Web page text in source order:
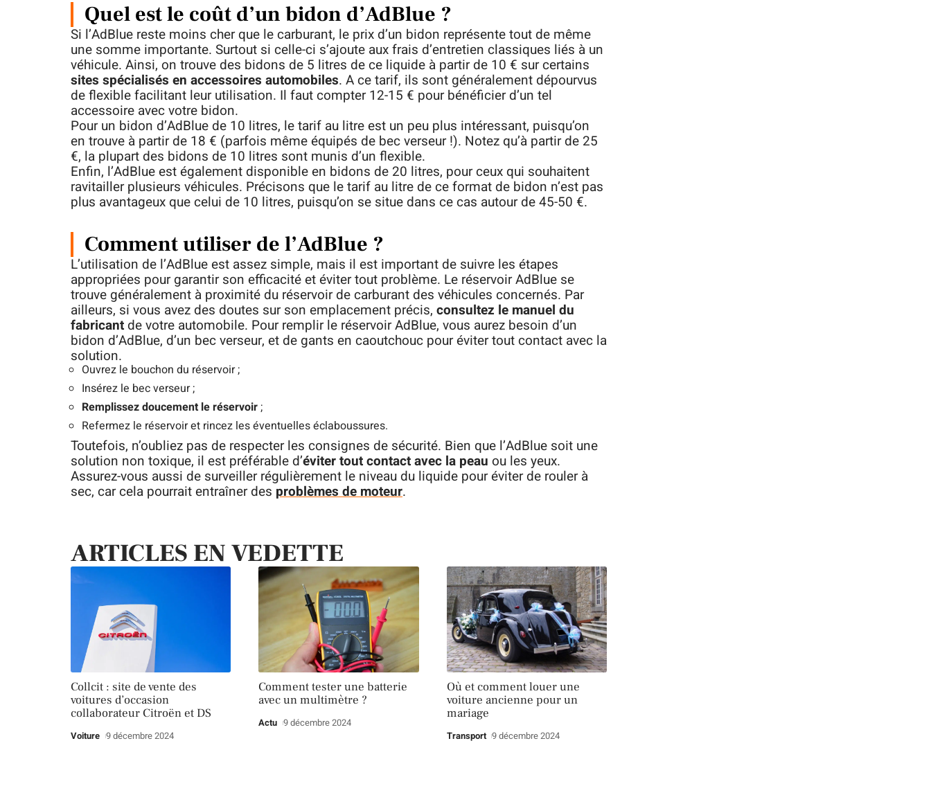
Quel est le coût d’un bidon d’AdBlue ?
Si l’AdBlue reste moins cher que le carburant, le prix d’un bidon représente tout de même
une somme importante. Surtout si celle-ci s’ajoute aux frais d’entretien classiques liés à un
véhicule. Ainsi, on trouve des bidons de 5 litres de ce liquide à partir de 10 € sur certains
sites spécialisés en accessoires automobiles. A ce tarif, ils sont généralement dépourvus
de flexible facilitant leur utilisation. Il faut compter 12-15 € pour bénéficier d’un tel
accessoire avec votre bidon.
Pour un bidon d’AdBlue de 10 litres, le tarif au litre est un peu plus intéressant, puisqu’on
en trouve à partir de 18 € (parfois même équipés de bec verseur !). Notez qu’à partir de 25
€, la plupart des bidons de 10 litres sont munis d’un flexible.
Enfin, l’AdBlue est également disponible en bidons de 20 litres, pour ceux qui souhaitent
ravitailler plusieurs véhicules. Précisons que le tarif au litre de ce format de bidon n’est pas
plus avantageux que celui de 10 litres, puisqu’on se situe dans ce cas autour de 45-50 €.
Comment utiliser de l’AdBlue ?
L’utilisation de l’AdBlue est assez simple, mais il est important de suivre les étapes
appropriées pour garantir son efficacité et éviter tout problème. Le réservoir AdBlue se
trouve généralement à proximité du réservoir de carburant des véhicules concernés. Par
ailleurs, si vous avez des doutes sur son emplacement précis, consultez le manuel du
fabricant de votre automobile. Pour remplir le réservoir AdBlue, vous aurez besoin d’un
bidon d’AdBlue, d’un bec verseur, et de gants en caoutchouc pour éviter tout contact avec la
solution.
Ouvrez le bouchon du réservoir ;
Insérez le bec verseur ;
Remplissez doucement le réservoir;
Refermez le réservoir et rincez les éventuelles éclaboussures.
Toutefois, n’oubliez pas de respecter les consignes de sécurité. Bien que l’AdBlue soit une
solution non toxique, il est préférable d’éviter tout contact avec la peau ou les yeux.
Assurez-vous aussi de surveiller régulièrement le niveau du liquide pour éviter de rouler à
sec, car cela pourrait entraîner des problèmes de moteur.
ARTICLES EN VEDETTE
Collcit : site de vente des
voitures d’occasion
collaborateur Citroën et DS
Voiture 9 décembre 2024
Comment tester une batterie
avec un multimètre ?
Actu 9 décembre 2024
Où et comment louer une
voiture ancienne pour un
mariage
Transport 9 décembre 2024